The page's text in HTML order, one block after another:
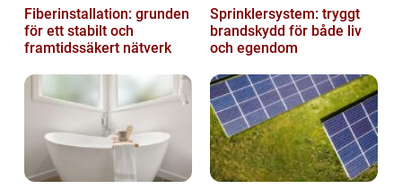
Fiberinstallation: grunden
för ett stabilt och
framtidssäkert nätverk
Sprinklersystem: tryggt
brandskydd för både liv
och egendom